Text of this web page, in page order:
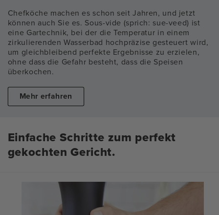
Chefköche machen es schon seit Jahren, und jetzt
können auch Sie es. Sous-vide (sprich: sue-veed) ist
eine Gartechnik, bei der die Temperatur in einem
zirkulierenden Wasserbad hochpräzise gesteuert wird,
um gleichbleibend perfekte Ergebnisse zu erzielen,
ohne dass die Gefahr besteht, dass die Speisen
überkochen.
Mehr erfahren
Einfache Schritte zum perfekt
gekochten Gericht.